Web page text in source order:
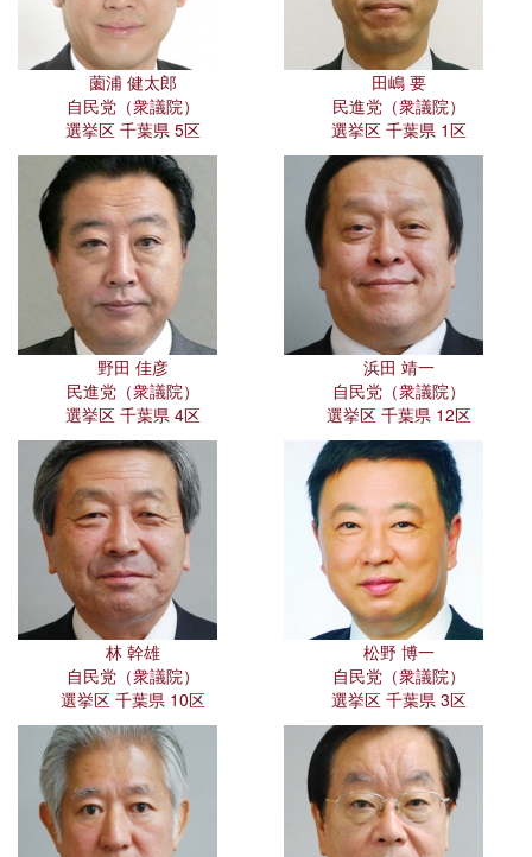
薗浦 健太郎
自民党（衆議院）
選挙区 千葉県 5区
田嶋 要
民進党（衆議院）
選挙区 千葉県 1区
野田 佳彦
民進党（衆議院）
選挙区 千葉県 4区
浜田 靖一
自民党（衆議院）
選挙区 千葉県 12区
林 幹雄
自民党（衆議院）
選挙区 千葉県 10区
松野 博一
自民党（衆議院）
選挙区 千葉県 3区